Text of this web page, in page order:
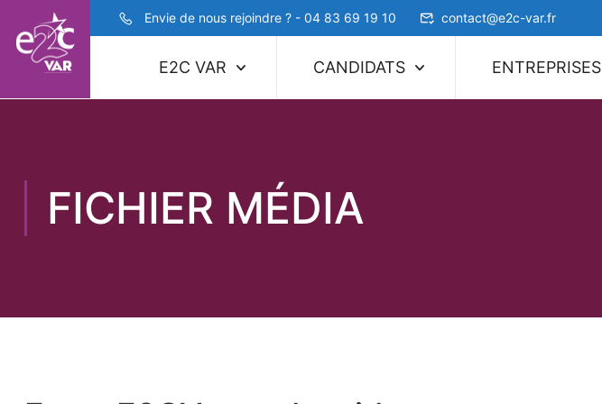
Envie de nous rejoindre ? - 04 83 69 19 10 contact@e2c-var.fr
E2C VAR CANDIDATS ENTREPRISES
FICHIER MÉDIA